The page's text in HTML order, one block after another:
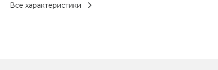
Все характеристики